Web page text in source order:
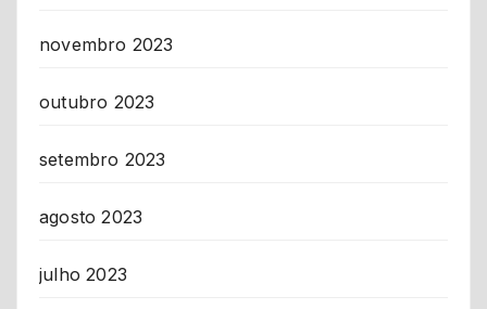
novembro 2023
outubro 2023
setembro 2023
agosto 2023
julho 2023